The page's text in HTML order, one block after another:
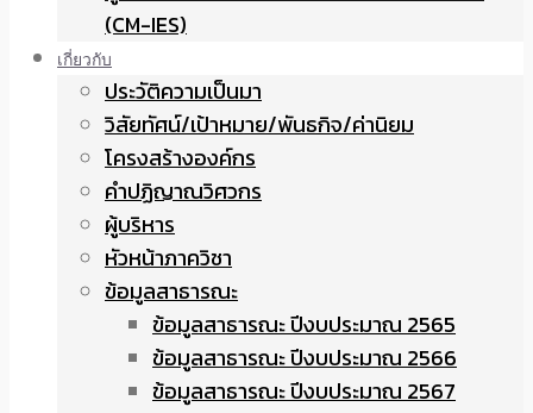
(CM-IES)
เกี่ยวกับ
ประวัติความเป็นมา
วิสัยทัศน์/เป้าหมาย/พันธกิจ/ค่านิยม
โครงสร้างองค์กร
คำปฏิญาณวิศวกร
ผู้บริหาร
หัวหน้าภาควิชา
ข้อมูลสาธารณะ
ข้อมูลสาธารณะ ปีงบประมาณ 2565
ข้อมูลสาธารณะ ปีงบประมาณ 2566
ข้อมูลสาธารณะ ปีงบประมาณ 2567